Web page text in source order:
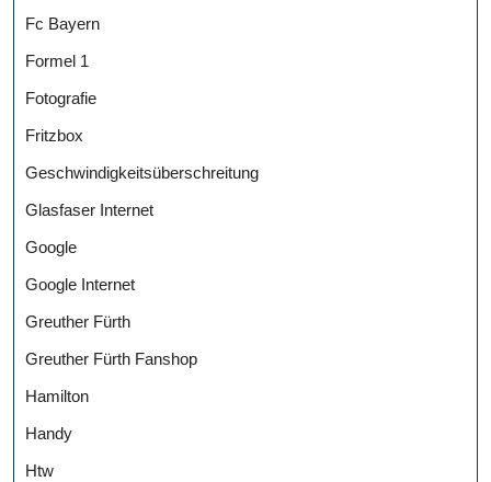
Fc Bayern
Formel 1
Fotografie
Fritzbox
Geschwindigkeitsüberschreitung
Glasfaser Internet
Google
Google Internet
Greuther Fürth
Greuther Fürth Fanshop
Hamilton
Handy
Htw